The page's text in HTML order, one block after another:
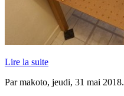
Lire la suite
Par makoto, jeudi, 31 mai 2018.